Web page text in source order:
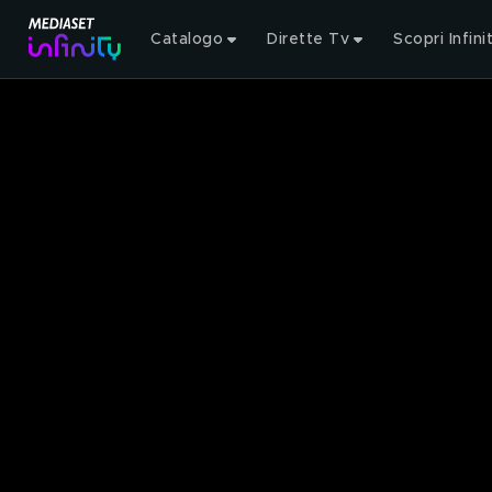
Catalogo Dirette Tv Scopri